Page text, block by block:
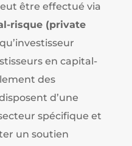
être effectué via
risque (private
en capital-
des
d’une
spécifique et
un soutien